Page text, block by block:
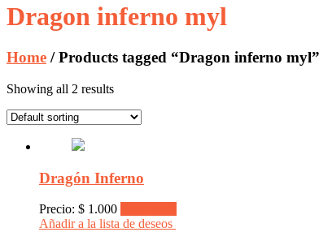
Dragon inferno myl
Home / Products tagged “Dragon inferno myl”
Showing all 2 results
Dragón Inferno
Precio: $ 1.000
Añadir a la lista de deseos